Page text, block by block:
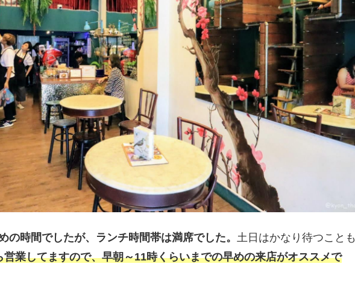
の時間でしたが、ランチ時間帯は満席でした。 土日はかなり待つことも
営業してますので、早朝～11時くらいまでの早めの来店がオススメで